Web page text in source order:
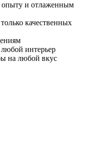
опыту и отлаженным
качественных
интерьер
на любой вкус